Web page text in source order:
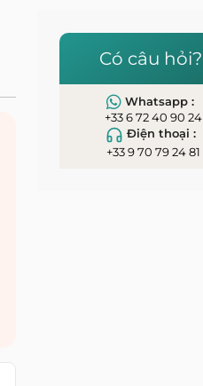
Có câu hỏi?
Whatsapp :
+33 6 72 40 90 24
Điện thoại :
+33 9 70 79 24 81